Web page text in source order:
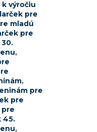
k výročiu
pre
mladú
pre
,
,
pre
pre
pre
45.
,